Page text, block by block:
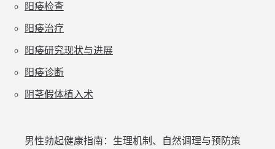
阳痿检查
阳痿治疗
阳痿研究现状与进展
阳痿诊断
阴茎假体植入术
男性勃起健康指南：生理机制、自然调理与预防策